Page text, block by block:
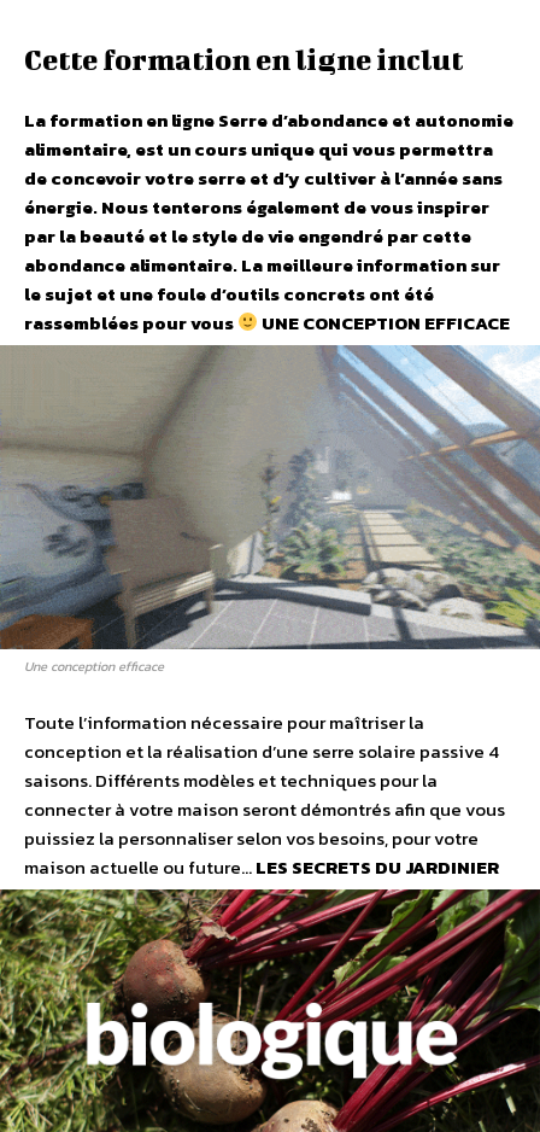
Cette formation en ligne inclut
La formation en ligne Serre d’abondance et autonomie
alimentaire, est un cours unique qui vous permettra
de concevoir votre serre et d’y cultiver à l’année sans
énergie. Nous tenterons également de vous inspirer
par la beauté et le style de vie engendré par cette
abondance alimentaire. La meilleure information sur
le sujet et une foule d’outils concrets ont été
rassemblées pour vous
UNE CONCEPTION EFFICACE
Une conception efficace
Toute l’information nécessaire pour maîtriser la
conception et la réalisation d’une serre solaire passive 4
saisons. Différents modèles et techniques pour la
connecter à votre maison seront démontrés afin que vous
puissiez la personnaliser selon vos besoins, pour votre
maison actuelle ou future…LES SECRETS DU JARDINIER